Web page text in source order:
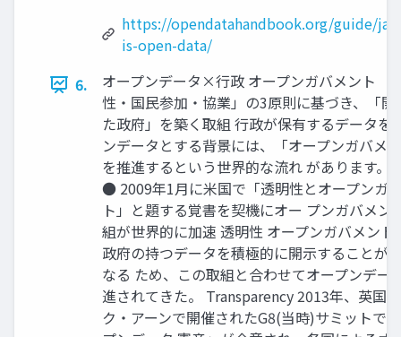
https://opendatahandbook.org/guide/ja/
is-open-data/
6.
オープンデータ×行政 オープンガバメント 「
性・国民参加・協業」の3原則に基づき、「開
た政府」を築く取組 行政が保有するデータを
ンデータとする背景には、「オープンガバメ
を推進するという世界的な流れ があります
● 2009年1月に米国で「透明性とオープンガ
ト」と題する覚書を契機にオー プンガバメン
組が世界的に加速 透明性 オープンガバメント
政府の持つデータを積極的に開示することが
なる ため、この取組と合わせてオープンデー
進されてきた。 Transparency 2013年、英国
ク・アーンで開催されたG8(当時)サミットで